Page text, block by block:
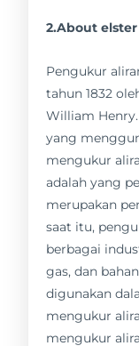
2.About
Pengukur
tahun 1832
William
yang
mengukur
adalah yang
merupakan
saat itu,
berbagai
gas, dan
digunakan
mengukur
mengukur